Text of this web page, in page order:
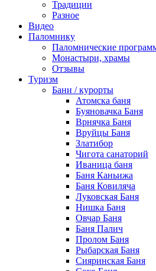
Традиции
Разное
Видео
Паломнику
Паломнические
Монастыри, храмы
Отзывы
Туризм
Бани / курорты
Атомска баня
Буяновачка Баня
Врнячка Баня
Вруйцы Баня
Златибор
Чигота санаторий
Иваница баня
Баня Каньижа
Баня Ковиляча
Луковская Баня
Нишка Баня
Овчар Баня
Баня Палич
Пролом Баня
Рыбарская Баня
Сияринская Баня